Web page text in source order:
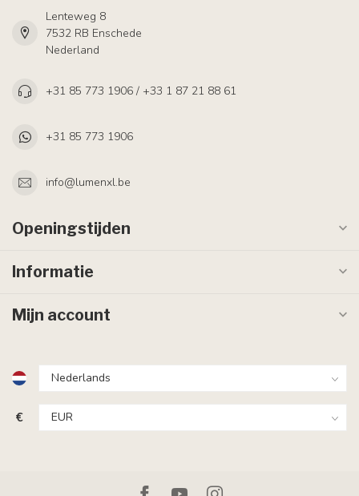
Lenteweg 8
7532 RB Enschede
Nederland
+31 85 773 1906 / +33 1 87 21 88 61
+31 85 773 1906
info@lumenxl.be
Openingstijden
Informatie
Mijn account
€